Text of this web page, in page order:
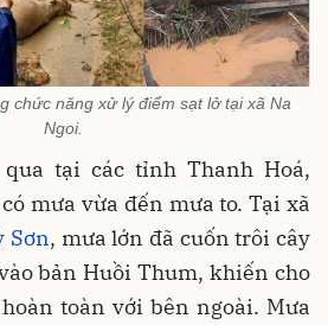
chức năng xử lý điểm sạt lở tại xã Na
Ngoi.
tại các tỉnh Thanh Hoá,
mưa vừa đến mưa to. Tại xã
Sơn, mưa lớn đã cuốn trôi cây
bản Huồi Thum, khiến cho
toàn với bên ngoài. Mưa